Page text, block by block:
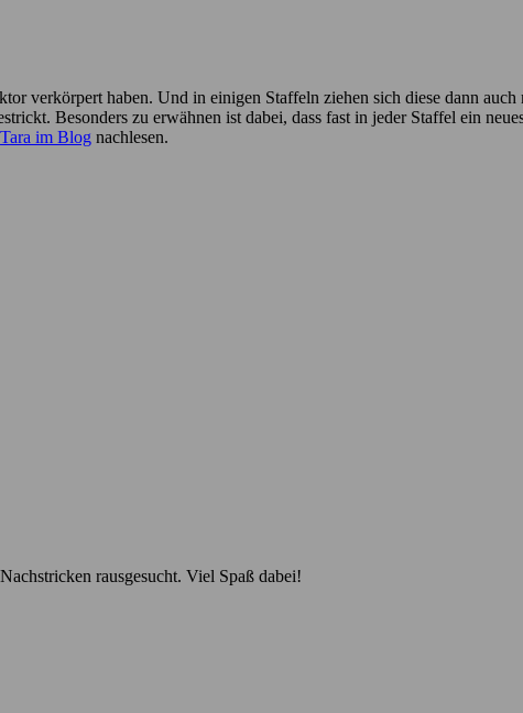
verkörpert haben. Und in einigen Staffeln ziehen sich diese dann
Besonders zu erwähnen ist dabei, dass fast in jeder Staffel ein
Tara im Blog nachlesen.
rausgesucht. Viel Spaß dabei!